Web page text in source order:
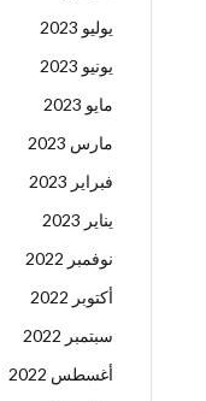
يوليو 2023
يونيو 2023
مايو 2023
مارس 2023
فبراير 2023
يناير 2023
نوفمبر 2022
أكتوبر 2022
سبتمبر 2022
أغسطس 2022